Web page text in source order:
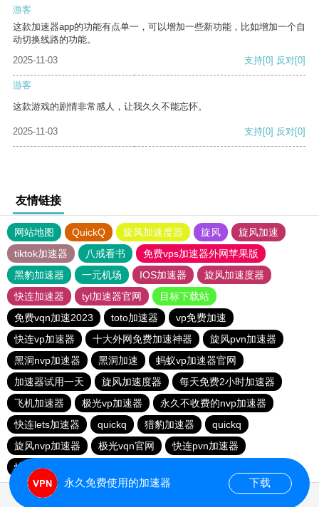
游客
这款加速器app的功能有点单一，可以增加一些新功能，比如增加一个自
动切换线路的功能。
2025-11-03
支持[0] 反对[0]
游客
这款游戏的剧情非常感人，让我久久不能忘怀。
2025-11-03 支持[0] 反对[0]
友情链接
网站地图 QuickQ 旋风加速度器 旋风
旋风加速
tiktok加速器
八戒看书
免费vps加速器外网苹果版
黑豹加速器
一元机场 IOS加速器
旋风加速度器
快连加速器
tyl加速器官网
目标下载站
免费vqn加速2023
toto加速器
vp免费加速
快连vp加速器
十大外网免费加速神器
旋风pvn加速器
黑洞nvp加速器
黑洞加速
蚂蚁vp加速器官网
加速器试用一天
旋风加速度器
每天免费2小时加速器
飞机加速器
极光vp加速器
永久不收费的nvp加速器
快连lets加速器
quickq 猎豹加速器
quickq
旋风nvp加速器
极光vqn官网
快连pvn加速器
快橙加速器
永久免费使用的加速器 下载